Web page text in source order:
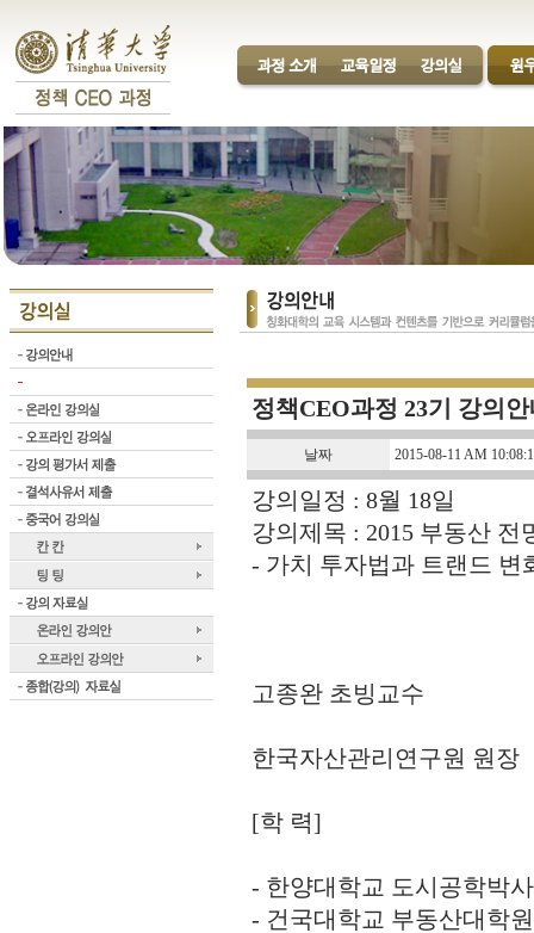
정책CEO과정 23기 강의
날짜 2015-08-11 AM
강의일정 : 8월 18일
강의제목 : 2015 부동산
- 가치 투자법과 트랜드 변
고종완 초빙교수
한국자산관리연구원 원장
[학 력]
- 한양대학교 도시공학박사
- 건국대학교 부동산대학